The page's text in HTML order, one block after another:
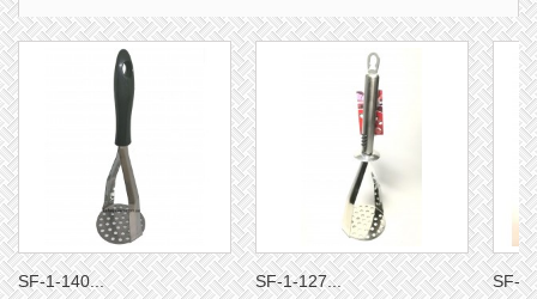
SF-1-140... SF-1-127... SF-